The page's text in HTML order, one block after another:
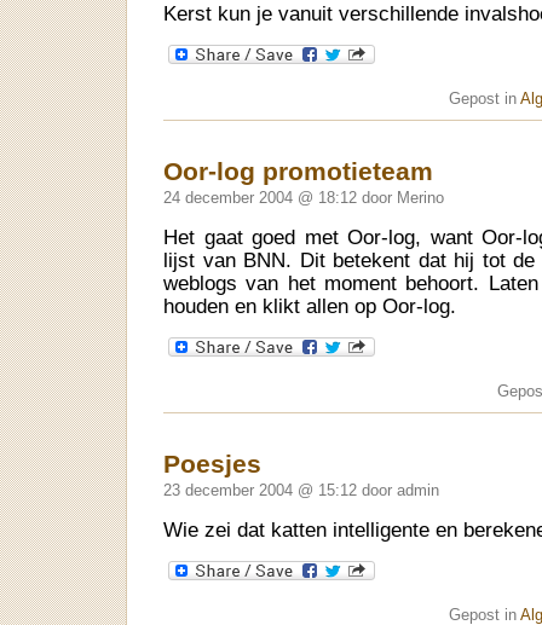
Kerst kun je vanuit verschillende
Gepost in
Oor-log promotieteam
24 december 2004 @ 18:12 door Merino
Het gaat goed met Oor-log, want Oor-
lijst van BNN. Dit betekent dat hij tot de
weblogs van het moment behoort.
houden en klikt allen op Oor-log.
Poesjes
23 december 2004 @ 15:12 door admin
Wie zei dat katten intelligente en
Gepost in